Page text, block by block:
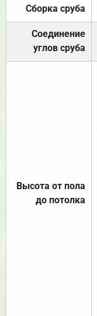
Сборка сруба
Соединение
углов сруба
Высота от пола
до потолка